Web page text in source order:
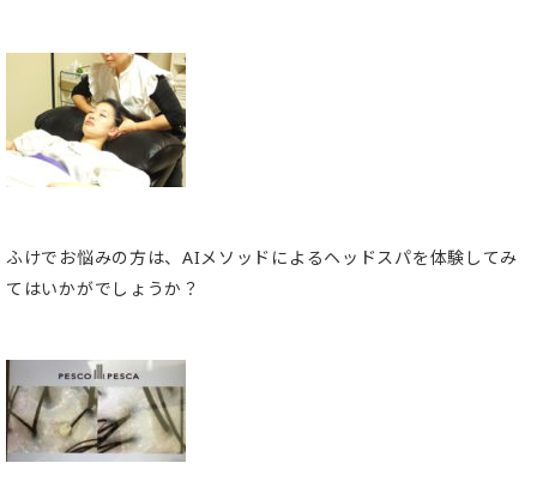
ふけでお悩みの方は、AIメソッドによるヘッドスパを体験してみ
てはいかがでしょうか？